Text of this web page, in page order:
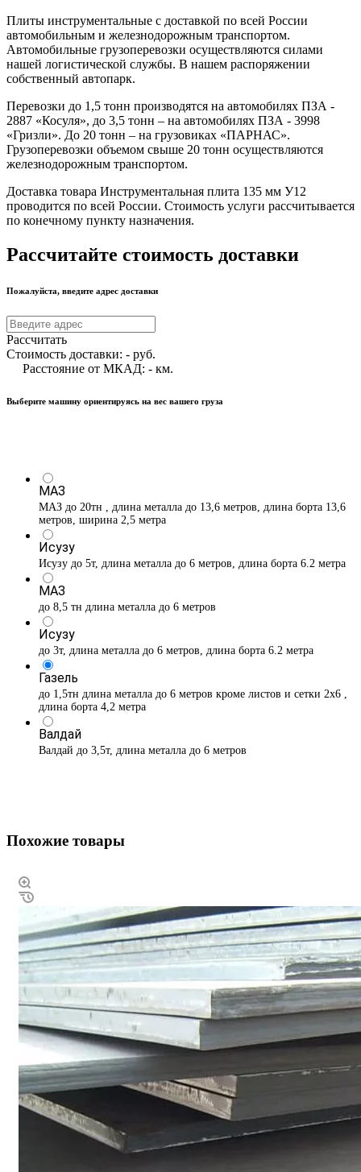
Плиты инструментальные с доставкой по всей России
автомобильным и железнодорожным транспортом.
Автомобильные грузоперевозки осуществляются силами
нашей логистической службы. В нашем распоряжении
собственный автопарк.
Перевозки до 1,5 тонн производятся на автомобилях ПЗА -
2887 «Косуля», до 3,5 тонн – на автомобилях ПЗА - 3998
«Гризли». До 20 тонн – на грузовиках «ПАРНАС».
Грузоперевозки объемом свыше 20 тонн осуществляются
железнодорожным транспортом.
Доставка товара Инструментальная плита 135 мм У12
проводится по всей России. Стоимость услуги рассчитывается
по конечному пункту назначения.
Рассчитайте стоимость доставки
Пожалуйста, введите адрес доставки
Рассчитать
Стоимость доставки: - руб.
Расстояние от МКАД: - км.
Выберите машину ориентируясь на вес вашего груза
МАЗ
МАЗ до 20тн , длина металла до 13,6 метров, длина борта 13,6
метров, ширина 2,5 метра
Исузу
Исузу до 5т, длина металла до 6 метров, длина борта 6.2 метра
МАЗ
до 8,5 тн длина металла до 6 метров
Исузу
до 3т, длина металла до 6 метров, длина борта 6.2 метра
Газель
до 1,5тн длина металла до 6 метров кроме листов и сетки 2х6 ,
длина борта 4,2 метра
Валдай
Валдай до 3,5т, длина металла до 6 метров
Похожие товары